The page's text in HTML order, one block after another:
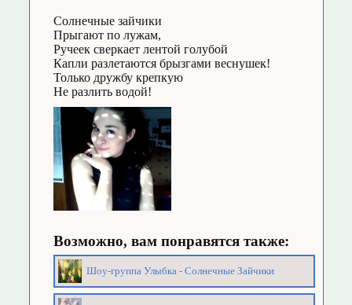
Солнечные зайчики
Прыгают по лужам,
Ручеек сверкает лентой голубой
Капли разлетаются брызгами веснушек!
Только дружбу крепкую
Не разлить водой!
Возможно, вам понравятся также:
Шоу-группа Улыбка - Солнечные Зайчики